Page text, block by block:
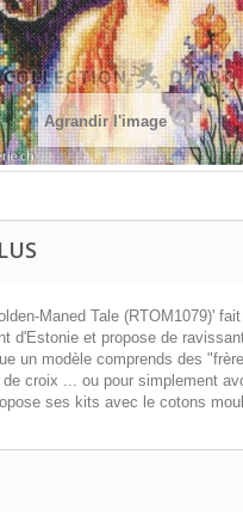
Agrandir l'image
Maned Tale (RTOM1079)'
d'Estonie et propose de
un modèle comprends des
croix ... ou pour simplement
ses kits avec le cotons